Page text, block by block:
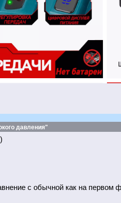
давления"
с обычной как на первом